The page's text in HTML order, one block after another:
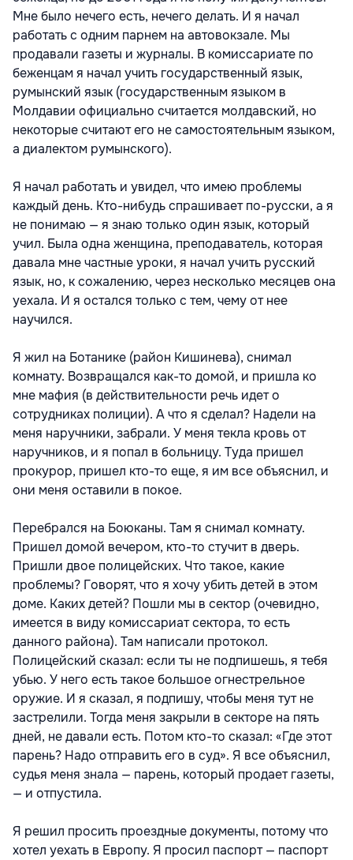
Мне было нечего есть, нечего делать. И я начал
работать с одним парнем на автовокзале. Мы
продавали газеты и журналы. В комиссариате по
беженцам я начал учить государственный язык,
румынский язык (государственным языком в
Молдавии официально считается молдавский, но
некоторые считают его не самостоятельным языком,
а диалектом румынского).
Я начал работать и увидел, что имею проблемы
каждый день. Кто-нибудь спрашивает по-русски, а я
не понимаю — я знаю только один язык, который
учил. Была одна женщина, преподаватель, которая
давала мне частные уроки, я начал учить русский
язык, но, к сожалению, через несколько месяцев она
уехала. И я остался только с тем, чему от нее
научился.
Я жил на Ботанике (район Кишинева), снимал
комнату. Возвращался как-то домой, и пришла ко
мне мафия (в действительности речь идет о
сотрудниках полиции). А что я сделал? Надели на
меня наручники, забрали. У меня текла кровь от
наручников, и я попал в больницу. Туда пришел
прокурор, пришел кто-то еще, я им все объяснил, и
они меня оставили в покое.
Перебрался на Боюканы. Там я снимал комнату.
Пришел домой вечером, кто-то стучит в дверь.
Пришли двое полицейских. Что такое, какие
проблемы? Говорят, что я хочу убить детей в этом
доме. Каких детей? Пошли мы в сектор (очевидно,
имеется в виду комиссариат сектора, то есть
данного района). Там написали протокол.
Полицейский сказал: если ты не подпишешь, я тебя
убью. У него есть такое большое огнестрельное
оружие. И я сказал, я подпишу, чтобы меня тут не
застрелили. Тогда меня закрыли в секторе на пять
дней, не давали есть. Потом кто-то сказал: «Где этот
парень? Надо отправить его в суд». Я все объяснил,
судья меня знала — парень, который продает газеты,
— и отпустила.
Я решил просить проездные документы, потому что
хотел уехать в Европу. Я просил паспорт — паспорт